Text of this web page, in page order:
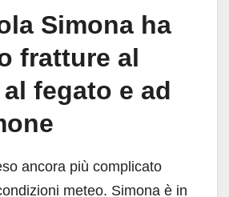
Simona ha
fratture al
fegato e ad
ancora più complicato
meteo. Simona è in